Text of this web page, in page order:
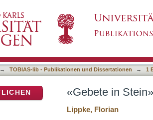
→ TOBIAS-lib - Publikationen und Dissertationen → 1
«Gebete in
Lippke, Florian